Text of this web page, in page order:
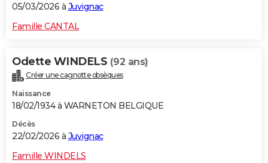
05/03/2026 à Juvignac
Famille CANTAL
Odette WINDELS (92 ans)
Créer une cagnotte obsèques
Naissance
18/02/1934 à WARNETON BELGIQUE
Décès
22/02/2026 à Juvignac
Famille WINDELS